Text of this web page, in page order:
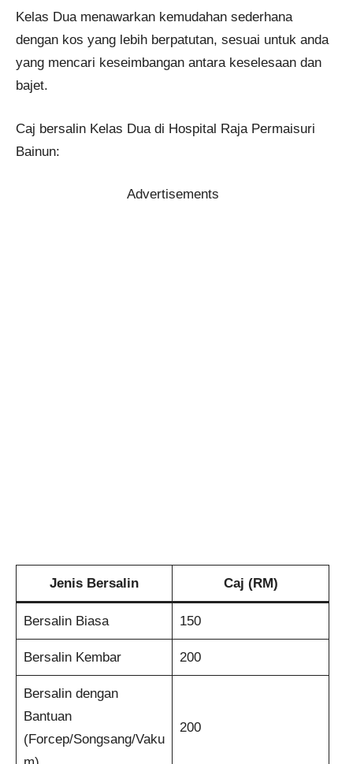
Kelas Dua menawarkan kemudahan sederhana
dengan kos yang lebih berpatutan, sesuai untuk anda
yang mencari keseimbangan antara keselesaan dan
bajet.
Caj bersalin Kelas Dua di Hospital Raja Permaisuri
Bainun:
Advertisements
Jenis Bersalin Caj (RM)
Bersalin Biasa 150
Bersalin Kembar 200
Bersalin dengan
Bantuan
(Forcep/Songsang/Vaku
200